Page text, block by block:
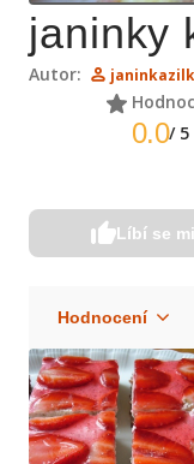
janinky
Autor:
0.0/ 5
Líbí se mi